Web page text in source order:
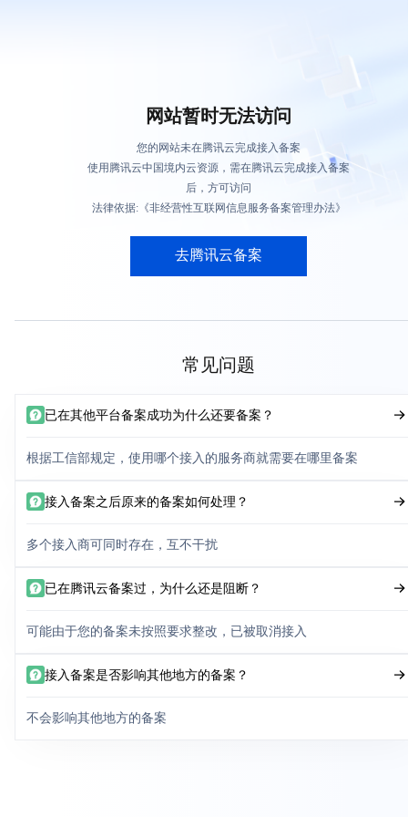
网站暂时无法访问
您的网站未在腾讯云完成接入备案
使用腾讯云中国境内云资源，需在腾讯云完成接入备案
后，方可访问
法律依据:《非经营性互联网信息服务备案管理办法》
去腾讯云备案
常见问题
已在其他平台备案成功为什么还要备案？
根据工信部规定，使用哪个接入的服务商就需要在哪里备案
接入备案之后原来的备案如何处理？
多个接入商可同时存在，互不干扰
已在腾讯云备案过，为什么还是阻断？
可能由于您的备案未按照要求整改，已被取消接入
接入备案是否影响其他地方的备案？
不会影响其他地方的备案